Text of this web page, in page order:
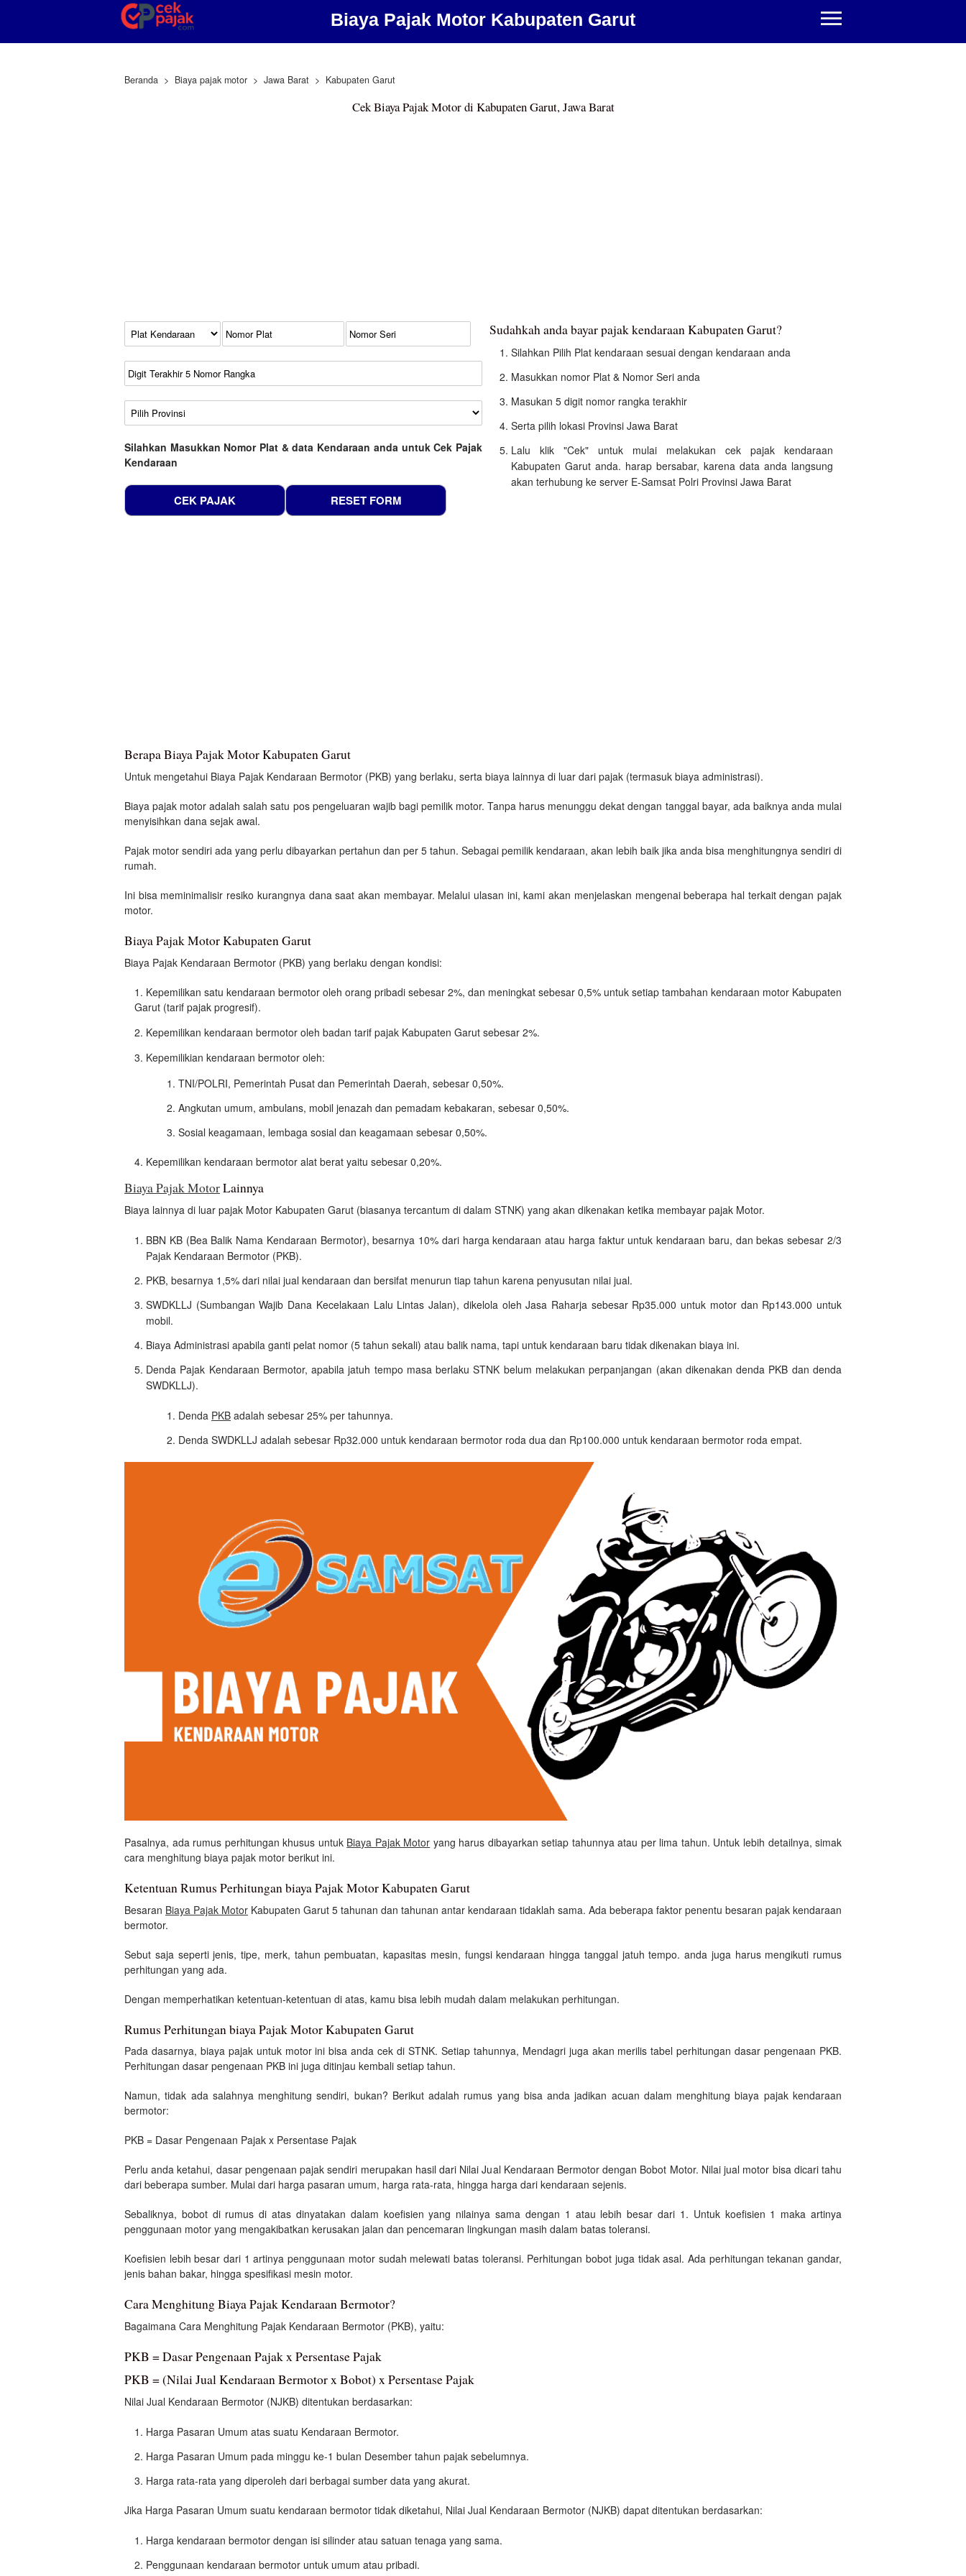
Biaya Pajak Motor Kabupaten Garut
Beranda Biaya pajak motor Jawa Barat Kabupaten Garut
Cek Biaya Pajak Motor di Kabupaten Garut, Jawa Barat
Kode Plat Kendaraan
No Plat
No Seri
No Rangka
Wilayah
Silahkan Masukkan Nomor Plat & data Kendaraan anda untuk Cek Pajak
Kendaraan
Sudahkah anda bayar pajak kendaraan Kabupaten Garut?
Silahkan Pilih Plat kendaraan sesuai dengan kendaraan anda
Masukkan nomor Plat & Nomor Seri anda
Masukan 5 digit nomor rangka terakhir
Serta pilih lokasi Provinsi Jawa Barat
Lalu klik "Cek" untuk mulai melakukan cek pajak kendaraan
Kabupaten Garut anda. harap bersabar, karena data anda langsung
akan terhubung ke server E-Samsat Polri Provinsi Jawa Barat
Berapa Biaya Pajak Motor Kabupaten Garut
Untuk mengetahui Biaya Pajak Kendaraan Bermotor (PKB) yang berlaku, serta biaya lainnya di luar dari pajak (termasuk biaya administrasi).
Biaya pajak motor adalah salah satu pos pengeluaran wajib bagi pemilik motor. Tanpa harus menunggu dekat dengan tanggal bayar, ada baiknya anda mulai
menyisihkan dana sejak awal.
Pajak motor sendiri ada yang perlu dibayarkan pertahun dan per 5 tahun. Sebagai pemilik kendaraan, akan lebih baik jika anda bisa menghitungnya sendiri di
rumah.
Ini bisa meminimalisir resiko kurangnya dana saat akan membayar. Melalui ulasan ini, kami akan menjelaskan mengenai beberapa hal terkait dengan pajak
motor.
Biaya Pajak Motor Kabupaten Garut
Biaya Pajak Kendaraan Bermotor (PKB) yang berlaku dengan kondisi:
Kepemilikan satu kendaraan bermotor oleh orang pribadi sebesar 2%, dan meningkat sebesar 0,5% untuk setiap tambahan kendaraan motor Kabupaten
Garut (tarif pajak progresif).
Kepemilikan kendaraan bermotor oleh badan tarif pajak Kabupaten Garut sebesar 2%.
Kepemilikian kendaraan bermotor oleh:
TNI/POLRI, Pemerintah Pusat dan Pemerintah Daerah, sebesar 0,50%.
Angkutan umum, ambulans, mobil jenazah dan pemadam kebakaran, sebesar 0,50%.
Sosial keagamaan, lembaga sosial dan keagamaan sebesar 0,50%.
Kepemilikan kendaraan bermotor alat berat yaitu sebesar 0,20%.
Biaya Pajak MotorLainnya
Biaya lainnya di luar pajak Motor Kabupaten Garut (biasanya tercantum di dalam STNK) yang akan dikenakan ketika membayar pajak Motor.
BBN KB (Bea Balik Nama Kendaraan Bermotor), besarnya 10% dari harga kendaraan atau harga faktur untuk kendaraan baru, dan bekas sebesar 2/3
Pajak Kendaraan Bermotor (PKB).
PKB, besarnya 1,5% dari nilai jual kendaraan dan bersifat menurun tiap tahun karena penyusutan nilai jual.
SWDKLLJ (Sumbangan Wajib Dana Kecelakaan Lalu Lintas Jalan), dikelola oleh Jasa Raharja sebesar Rp35.000 untuk motor dan Rp143.000 untuk
mobil.
Biaya Administrasi apabila ganti pelat nomor (5 tahun sekali) atau balik nama, tapi untuk kendaraan baru tidak dikenakan biaya ini.
Denda Pajak Kendaraan Bermotor, apabila jatuh tempo masa berlaku STNK belum melakukan perpanjangan (akan dikenakan denda PKB dan denda
SWDKLLJ).
Denda PKB adalah sebesar 25% per tahunnya.
Denda SWDKLLJ adalah sebesar Rp32.000 untuk kendaraan bermotor roda dua dan Rp100.000 untuk kendaraan bermotor roda empat.
Pasalnya, ada rumus perhitungan khusus untuk Biaya Pajak Motor yang harus dibayarkan setiap tahunnya atau per lima tahun. Untuk lebih detailnya, simak
cara menghitung biaya pajak motor berikut ini.
Ketentuan Rumus Perhitungan biaya Pajak Motor Kabupaten Garut
Besaran Biaya Pajak Motor Kabupaten Garut 5 tahunan dan tahunan antar kendaraan tidaklah sama. Ada beberapa faktor penentu besaran pajak kendaraan
bermotor.
Sebut saja seperti jenis, tipe, merk, tahun pembuatan, kapasitas mesin, fungsi kendaraan hingga tanggal jatuh tempo. anda juga harus mengikuti rumus
perhitungan yang ada.
Dengan memperhatikan ketentuan-ketentuan di atas, kamu bisa lebih mudah dalam melakukan perhitungan.
Rumus Perhitungan biaya Pajak Motor Kabupaten Garut
Pada dasarnya, biaya pajak untuk motor ini bisa anda cek di STNK. Setiap tahunnya, Mendagri juga akan merilis tabel perhitungan dasar pengenaan PKB.
Perhitungan dasar pengenaan PKB ini juga ditinjau kembali setiap tahun.
Namun, tidak ada salahnya menghitung sendiri, bukan? Berikut adalah rumus yang bisa anda jadikan acuan dalam menghitung biaya pajak kendaraan
bermotor:
PKB = Dasar Pengenaan Pajak x Persentase Pajak
Perlu anda ketahui, dasar pengenaan pajak sendiri merupakan hasil dari Nilai Jual Kendaraan Bermotor dengan Bobot Motor. Nilai jual motor bisa dicari tahu
dari beberapa sumber. Mulai dari harga pasaran umum, harga rata-rata, hingga harga dari kendaraan sejenis.
Sebaliknya, bobot di rumus di atas dinyatakan dalam koefisien yang nilainya sama dengan 1 atau lebih besar dari 1. Untuk koefisien 1 maka artinya
penggunaan motor yang mengakibatkan kerusakan jalan dan pencemaran lingkungan masih dalam batas toleransi.
Koefisien lebih besar dari 1 artinya penggunaan motor sudah melewati batas toleransi. Perhitungan bobot juga tidak asal. Ada perhitungan tekanan gandar,
jenis bahan bakar, hingga spesifikasi mesin motor.
Cara Menghitung Biaya Pajak Kendaraan Bermotor?
Bagaimana Cara Menghitung Pajak Kendaraan Bermotor (PKB), yaitu:
PKB = Dasar Pengenaan Pajak x Persentase Pajak
PKB = (Nilai Jual Kendaraan Bermotor x Bobot) x Persentase Pajak
Nilai Jual Kendaraan Bermotor (NJKB) ditentukan berdasarkan:
Harga Pasaran Umum atas suatu Kendaraan Bermotor.
Harga Pasaran Umum pada minggu ke-1 bulan Desember tahun pajak sebelumnya.
Harga rata-rata yang diperoleh dari berbagai sumber data yang akurat.
Jika Harga Pasaran Umum suatu kendaraan bermotor tidak diketahui, Nilai Jual Kendaraan Bermotor (NJKB) dapat ditentukan berdasarkan:
Harga kendaraan bermotor dengan isi silinder atau satuan tenaga yang sama.
Penggunaan kendaraan bermotor untuk umum atau pribadi.